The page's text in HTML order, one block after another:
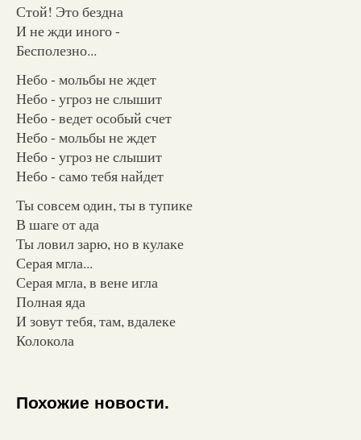
Стой! Это бездна
И не жди иного -
Бесполезно...
Небо - мольбы не ждет
Небо - угроз не слышит
Небо - ведет особый счет
Небо - мольбы не ждет
Небо - угроз не слышит
Небо - само тебя найдет
Ты совсем один, ты в тупике
В шаге от ада
Ты ловил зарю, но в кулаке
Серая мгла...
Серая мгла, в вене игла
Полная яда
И зовут тебя, там, вдалеке
Колокола
Похожие новости.